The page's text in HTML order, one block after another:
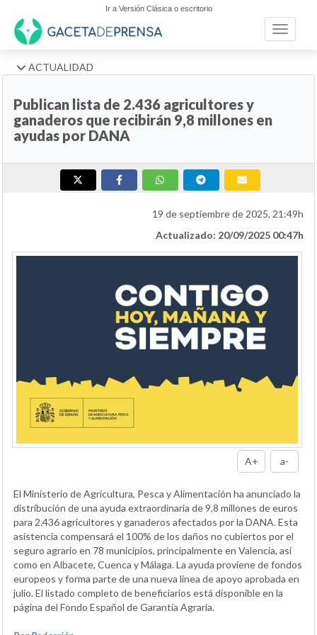
Ir a Versión Clásica o escritorio
Toggle
ACTUALIDAD
Publican lista de 2.436 agricultores y
ganaderos que recibirán 9,8 millones en
ayudas por DANA
19 de septiembre de 2025, 21:49h
Actualizado: 20/09/2025 00:47h
A+ a-
El Ministerio de Agricultura, Pesca y Alimentación ha anunciado la
distribución de una ayuda extraordinaria de 9,8 millones de euros
para 2.436 agricultores y ganaderos afectados por la DANA. Esta
asistencia compensará el 100% de los daños no cubiertos por el
seguro agrario en 78 municipios, principalmente en Valencia, así
como en Albacete, Cuenca y Málaga. La ayuda proviene de fondos
europeos y forma parte de una nueva línea de apoyo aprobada en
julio. El listado completo de beneficiarios está disponible en la
página del Fondo Español de Garantía Agraria.